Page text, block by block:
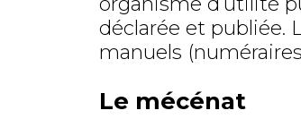
déclarée et publiée.
manuels
Le mécénat